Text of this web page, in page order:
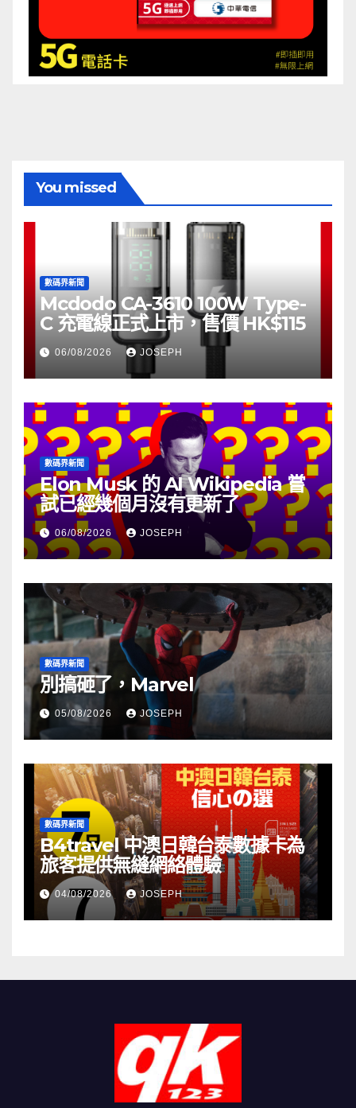
You missed
數碼界新聞
Mcdodo CA-3610 100W Type-
C 充電線正式上市，售價 HK$115
06/08/2026 JOSEPH
數碼界新聞
Elon Musk 的 AI Wikipedia 嘗
試已經幾個月沒有更新了
06/08/2026 JOSEPH
數碼界新聞
別搞砸了，Marvel
05/08/2026 JOSEPH
數碼界新聞
B4travel 中澳日韓台泰數據卡為
旅客提供無縫網絡體驗
04/08/2026 JOSEPH